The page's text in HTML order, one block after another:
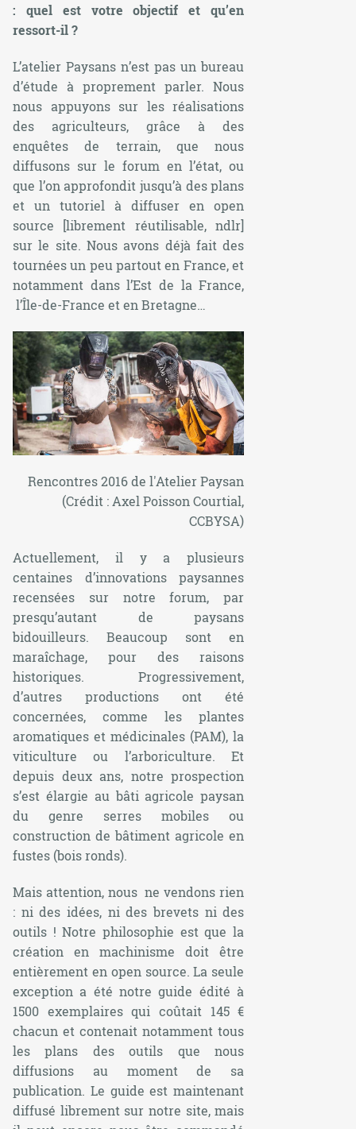
: quel est votre objectif et qu’en
ressort-il ?
L’atelier Paysans n’est pas un bureau
d’étude à proprement parler. Nous
nous appuyons sur les réalisations
des agriculteurs, grâce à des
enquêtes de terrain, que nous
diffusons sur le forum en l’état, ou
que l’on approfondit jusqu’à des plans
et un tutoriel à diffuser enopen
source [librement réutilisable, ndlr]
sur le site. Nous avons déjà fait des
tournées un peu partout en France, et
notamment dans l’Est de la France,
l’Île-de-France et en Bretagne…
Rencontres 2016 de l'Atelier Paysan
(Crédit : Axel Poisson Courtial,
CCBYSA)
Actuellement, il y a plusieurs
centaines d’innovations paysannes
recensées sur notre forum, par
presqu’autant de paysans
bidouilleurs. Beaucoup sont en
maraîchage, pour des raisons
historiques. Progressivement,
d’autres productions ont été
concernées, comme les plantes
aromatiques et médicinales (PAM), la
viticulture ou l’arboriculture. Et
depuis deux ans, notre prospection
s’est élargie au bâti agricole paysan
du genre serres mobiles ou
construction de bâtiment agricole en
fustes (bois ronds).
Mais attention, nous ne vendons rien
: ni des idées, ni des brevets ni des
outils ! Notre philosophie est que la
création en machinisme doit être
entièrement en open source. La seule
exception a été notre guide édité à
1500 exemplaires qui coûtait 145 €
chacun et contenait notamment tous
les plans des outils que nous
diffusions au moment de sa
publication. Le guide est maintenant
diffusé librement sur notre site, mais